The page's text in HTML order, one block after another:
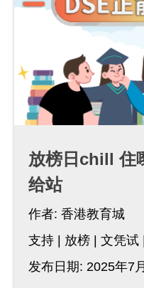
放榜日chill 住
给站
作者: 香港教育城
支持
放榜 文凭试
发布日期: 2025年7